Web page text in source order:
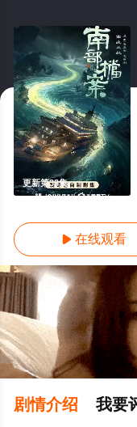
更新第33集
 在线观看
剧情介绍 我要